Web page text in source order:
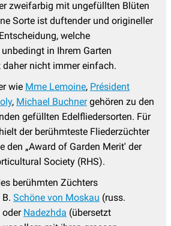
zweifarbig mit ungefüllten Blüten
Sorte ist duftender und origineller
welche
in Ihrem Garten
nicht immer einfach.
wie Mme Lemoine, Président
, Michael Buchnergehören zu den
gefüllten Edelfliedersorten. Für
der berühmteste Fliederzüchter
den „Award of Garden Merit' der
Society (RHS).
berühmten Züchters
Schöne von Moskau (russ.
oder Nadezhda (übersetzt